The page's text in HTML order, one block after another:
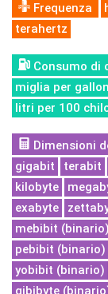
Frequenza
terahertz
Consumo di
miglia per
litri per 100
Dimensioni
gigabit
terabit
kilobyte
exabyte
mebibit (binario)
pebibit (binario)
yobibit (binario)
gibibyte